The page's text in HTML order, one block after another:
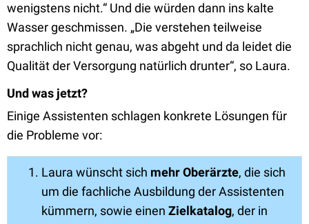
wenigstens nicht.“ Und die würden dann ins kalte
Wasser geschmissen. „Die verstehen teilweise
sprachlich nicht genau, was abgeht und da leidet die
Qualität der Versorgung natürlich drunter“, so Laura.
Und was jetzt?
Einige Assistenten schlagen konkrete Lösungen für
die Probleme vor:
Laura wünscht sich mehr Oberärzte, die sich
um die fachliche Ausbildung der Assistenten
kümmern, sowie einen Zielkatalog, der in